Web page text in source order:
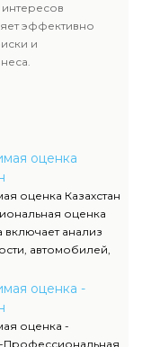
интересов
эффективно
и
оценка
оценка Казахстан
оценка
включает анализ
автомобилей,
товаров,
активов и бизнеса.
оценка помогает
реальную
объектов для
оценка -
оценка -
-Профессиональная